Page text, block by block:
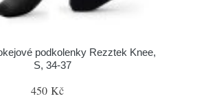
podkolenky Rezztek Knee,
S, 34-37
450 Kč